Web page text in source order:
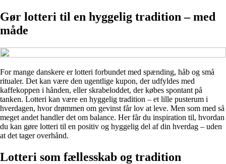
Gør lotteri til en hyggelig tradition – med
måde
For mange danskere er lotteri forbundet med spænding, håb og små
ritualer. Det kan være den ugentlige kupon, der udfyldes med
kaffekoppen i hånden, eller skrabeloddet, der købes spontant på
tanken. Lotteri kan være en hyggelig tradition – et lille pusterum i
hverdagen, hvor drømmen om gevinst får lov at leve. Men som med så
meget andet handler det om balance. Her får du inspiration til, hvordan
du kan gøre lotteri til en positiv og hyggelig del af din hverdag – uden
at det tager overhånd.
Lotteri som fællesskab og tradition